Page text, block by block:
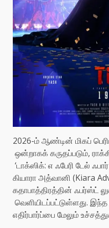
2026-ம் ஆண்டின் மிகப்
ஒன்றாகக் கருதப்படும்,
‘டாக்ஸிக்: எ ஃபேரி டேல்
கியாரா அத்வானி (Kiara
கதாபாத்திரத்தின் ஃபர்ஸ்ட்
வெளியிடப்பட்டுள்ளது. இந்த
எதிர்பார்ப்பை மேலும்